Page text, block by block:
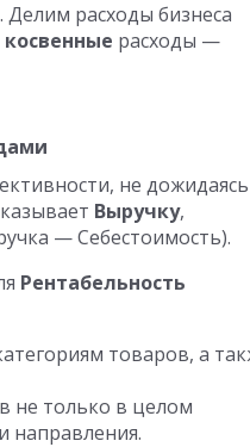
расходы бизнеса
косвенные расходы —
не дожидаясь
Выручку,
— Себестоимость).
Рентабельность
товаров, а
не только в целом
направления.